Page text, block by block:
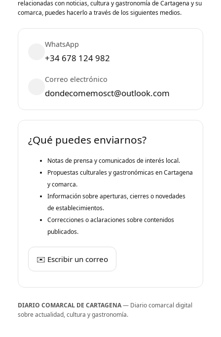
relacionadas con noticias, cultura y gastronomía de Cartagena y su
comarca, puedes hacerlo a través de los siguientes medios.
WhatsApp
+34 678 124 982
Correo electrónico
dondecomemosct@outlook.com
¿Qué puedes enviarnos?
Notas de prensa y comunicados de interés local.
Propuestas culturales y gastronómicas en Cartagena
y comarca.
Información sobre aperturas, cierres o novedades
de establecimientos.
Correcciones o aclaraciones sobre contenidos
publicados.
✉️ Escribir un correo
DIARIO COMARCAL DE CARTAGENA— Diario comarcal digital
sobre actualidad, cultura y gastronomía.